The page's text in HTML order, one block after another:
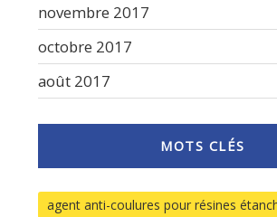
novembre 2017
octobre 2017
août 2017
MOTS CLÉS
agent anti-coulures pour résines